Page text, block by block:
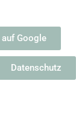
auf Google
Datenschutz